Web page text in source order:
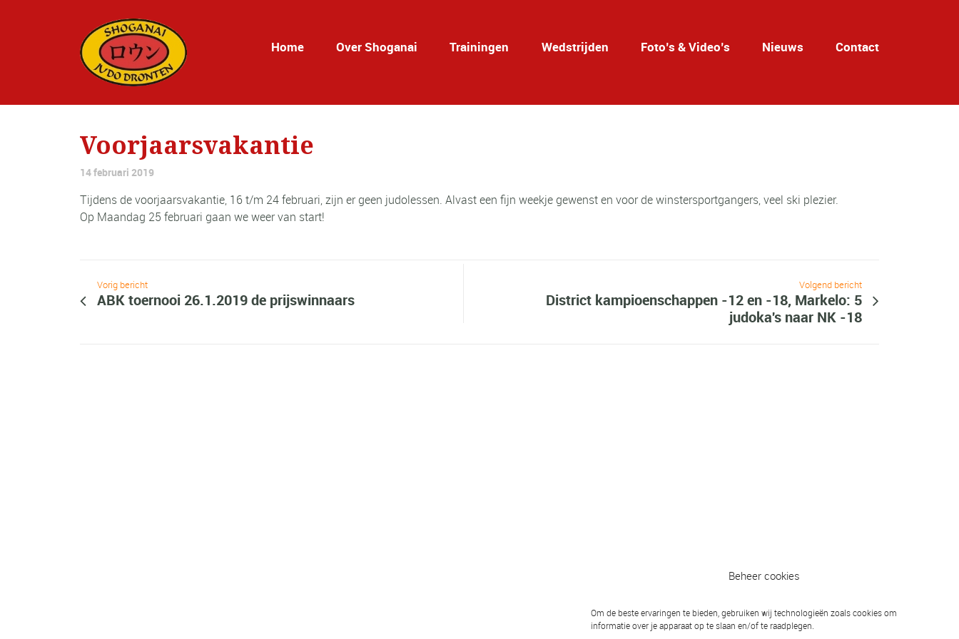
Beheer cookies
Om de beste ervaringen te bieden, gebruiken wij technologieën zoals cookies om
informatie over je apparaat op te slaan en/of te raadplegen.
Home Over Shoganai Trainingen Wedstrijden Foto’s & Video’s Nieuws Contact
Voorjaarsvakantie
14 februari 2019
Tijdens de voorjaarsvakantie, 16 t/m 24 februari, zijn er geen judolessen. Alvast een fijn weekje gewenst en voor de winstersportgangers, veel ski plezier.
Op Maandag 25 februari gaan we weer van start!
Vorig bericht
ABK toernooi 26.1.2019 de prijswinnaars
Volgend bericht
District kampioenschappen -12 en -18, Markelo: 5
judoka's naar NK -18